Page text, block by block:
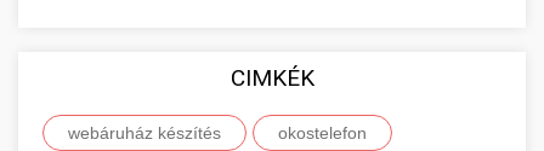
CIMKÉK
webáruház készítés okostelefon